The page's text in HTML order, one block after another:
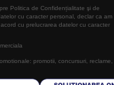
Politica de Confidențialitate şi de
cu caracter personal, declar ca am
cu prelucrarea datelor cu caracter
promotii, concursuri, reclame,